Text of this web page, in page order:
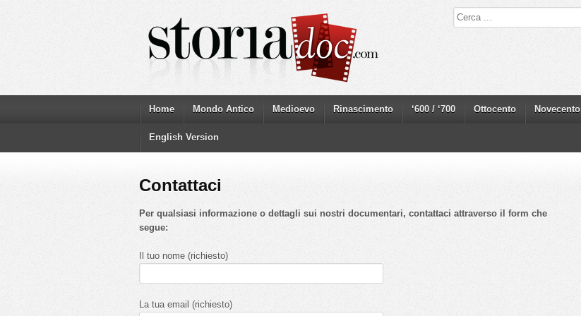
Home Mondo Antico Medioevo Rinascimento ‘600 / ‘700 Ottocento Novecento
English Version
Contattaci
Per qualsiasi informazione o dettagli sui nostri documentari, contattaci attraverso il form che
segue:
Il tuo nome (richiesto)
La tua email (richiesto)